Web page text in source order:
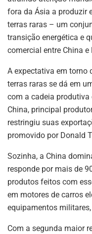
fora da Ásia a produzir
terras raras – um
transição energética e
comercial entre China e
A expectativa em torno
terras raras se dá em
com a cadeia
China, principal
restringiu suas
promovido por Donald
Sozinha, a China
responde por mais de
produtos feitos com
em motores de carros
equipamentos
Com a segunda maior